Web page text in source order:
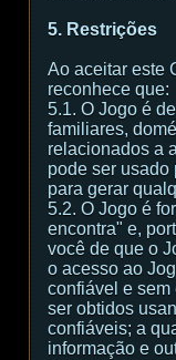
5. Restrições
Ao aceitar este
reconhece que:
5.1. O Jogo é
familiares,
relacionados a
pode ser
para gerar
5.2. O Jogo é
encontra" e,
você de que o
o acesso ao
confiável e sem
ser obtidos
confiáveis; a
informação e